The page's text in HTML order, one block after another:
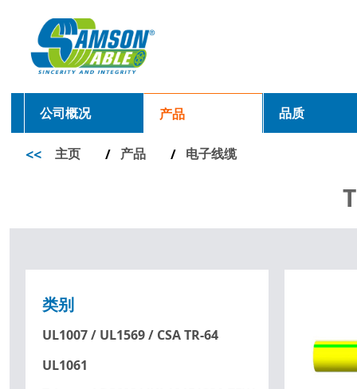
公司概况 产品 品质
<< 主页 / 产品 / 电子线缆
类别
UL1007 / UL1569 / CSA TR-64
UL1061